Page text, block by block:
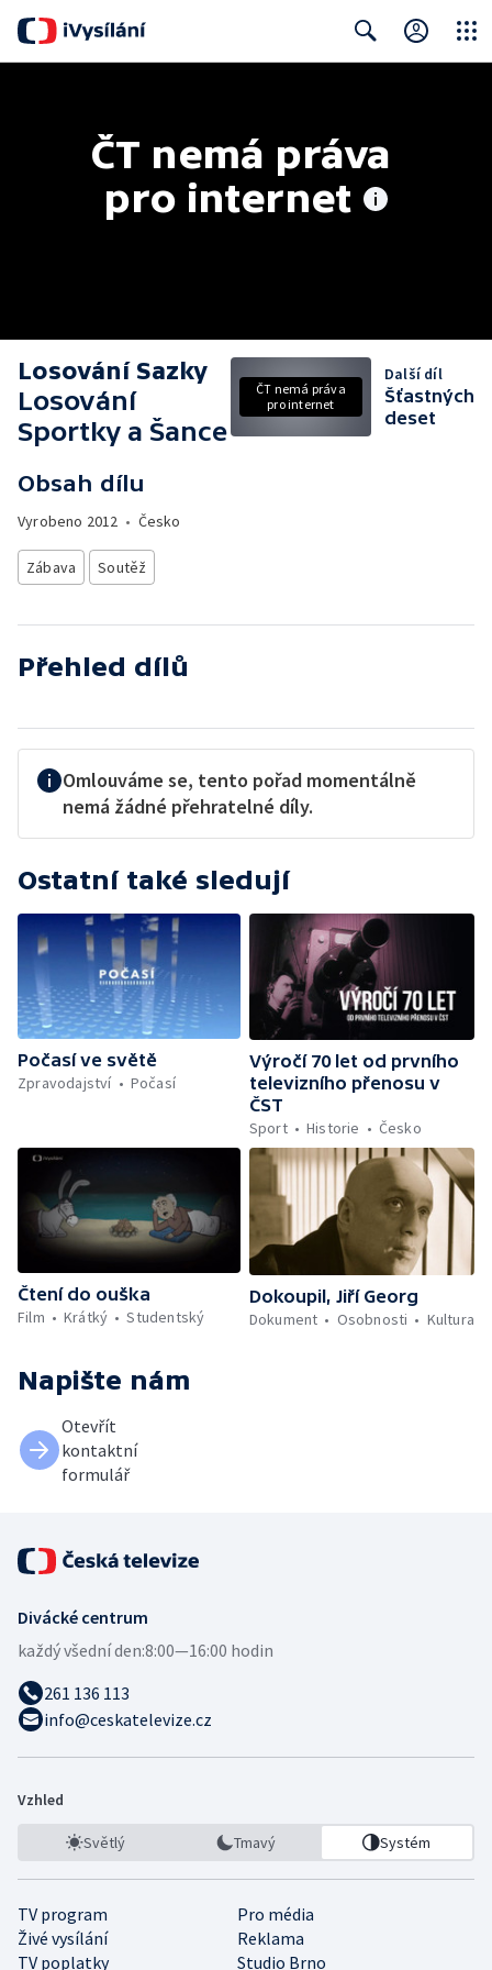
ČT nemá práva
pro internet
Losování Sazky
Losování
Sportky a Šance
Obsah dílu
Vyrobeno 2012 • Česko
Zábava Soutěž
ČT nemá práva
pro internet
Další díl
Šťastných
deset
Přehled dílů
Omlouváme se, tento pořad momentálně
nemá žádné přehratelné díly.
Ostatní také sledují
Počasí ve světě
Zpravodajství
Počasí
Výročí 70 let od prvního
televizního přenosu v
ČST
Sport
Historie Česko
Čtení do ouška
Film
Krátký Studentský
Dokoupil, Jiří Georg
Dokument
Osobnosti Kultura
Napište nám
Otevřít
kontaktní
formulář
Divácké centrum
každý všední den:8:00—16:00 hodin
261 136 113
info@ceskatelevize.cz
Vzhled
Světlý Tmavý Systém
TV program
Pro média
Živé vysílání
Reklama
TV poplatky
Studio Brno